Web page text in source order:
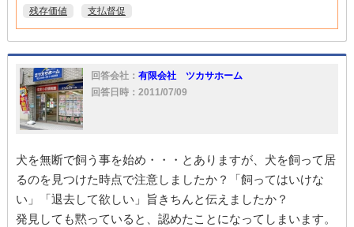
残存価値
支払督促
回答会社： 有限会社 ツカサホーム
回答日時：2011/07/09
犬を無断で飼う事を始め・・・とありますが、犬を飼って居
るのを見つけた時点で注意しましたか？「飼ってはいけな
い」「退去して欲しい」旨きちんと伝えましたか？
発見しても黙っていると、認めたことになってしまいます。